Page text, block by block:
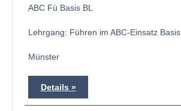
ABC Fü Basis BL
Lehrgang: Führen im ABC-Einsatz Basis
Münster
Details